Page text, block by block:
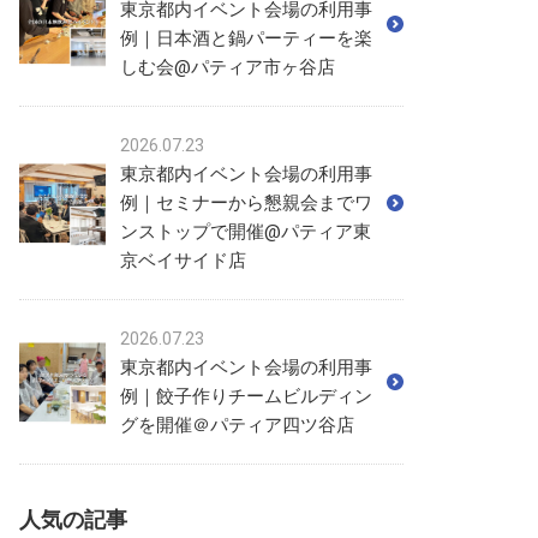
東京都内イベント会場の利用事
例｜日本酒と鍋パーティーを楽
しむ会@パティア市ヶ谷店
2026.07.23
東京都内イベント会場の利用事
例｜セミナーから懇親会までワ
ンストップで開催@パティア東
京ベイサイド店
2026.07.23
東京都内イベント会場の利用事
例｜餃子作りチームビルディン
グを開催＠パティア四ツ谷店
人気の記事